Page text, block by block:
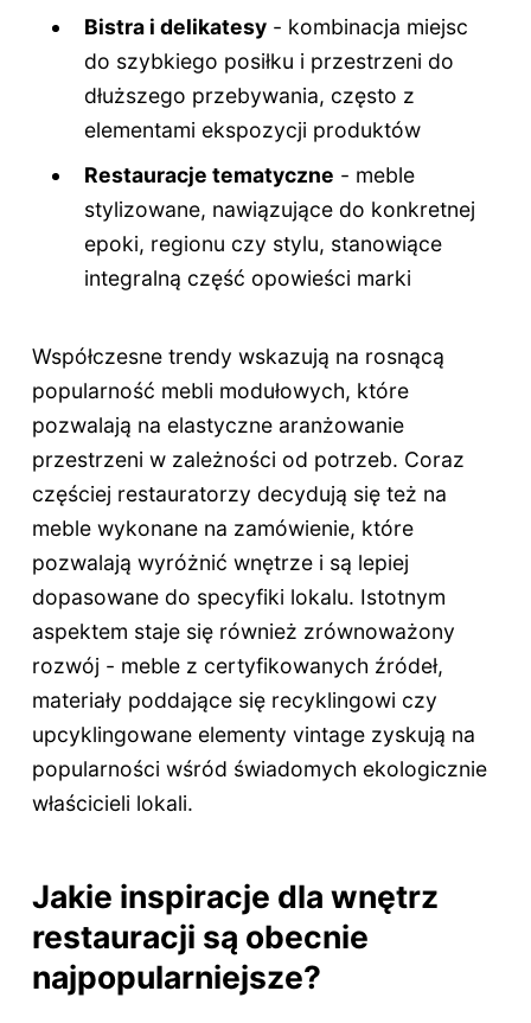
Bistra i delikatesy - kombinacja miejsc
do szybkiego posiłku i przestrzeni do
dłuższego przebywania, często z
elementami ekspozycji produktów
Restauracje tematyczne - meble
stylizowane, nawiązujące do konkretnej
epoki, regionu czy stylu, stanowiące
integralną część opowieści marki
Współczesne trendy wskazują na rosnącą
popularność mebli modułowych, które
pozwalają na elastyczne aranżowanie
przestrzeni w zależności od potrzeb. Coraz
częściej restauratorzy decydują się też na
meble wykonane na zamówienie, które
pozwalają wyróżnić wnętrze i są lepiej
dopasowane do specyfiki lokalu. Istotnym
aspektem staje się również zrównoważony
rozwój - meble z certyfikowanych źródeł,
materiały poddające się recyklingowi czy
upcyklingowane elementy vintage zyskują na
popularności wśród świadomych ekologicznie
właścicieli lokali.
Jakie inspiracje dla wnętrz
restauracji są obecnie
najpopularniejsze?